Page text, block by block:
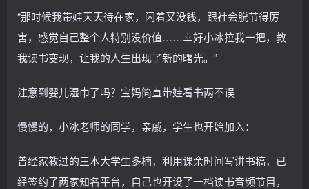
“那时候我带娃天天待在家，闲着又没钱，跟社会脱节得厉
害，感觉自己整个人特别没价值……幸好小冰拉我一把，教
我读书变现，让我的人生出现了新的曙光。”
注意到婴儿湿巾了吗？宝妈简直带娃看书两不误
慢慢的，小冰老师的同学，亲戚，学生也开始加入：
曾经家教过的三本大学生多楠，利用课余时间写讲书稿，已
经签约了两家知名平台，自己也开设了一档读书音频节目，